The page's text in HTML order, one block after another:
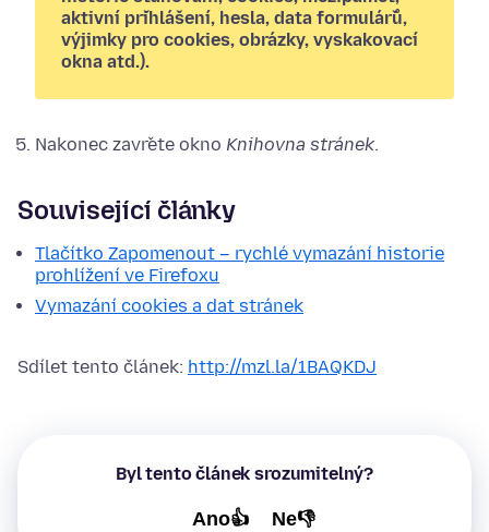
aktivní přihlášení, hesla, data formulářů,
výjimky pro cookies, obrázky, vyskakovací
okna atd.).
Nakonec zavřete okno Knihovna stránek.
Související články
Tlačítko Zapomenout – rychlé vymazání historie
prohlížení ve Firefoxu
Vymazání cookies a dat stránek
Sdílet tento článek: http://mzl.la/1BAQKDJ
Byl tento článek srozumitelný?
Ano👍 Ne👎